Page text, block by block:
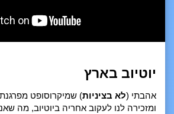
יוטיוב בארץ
אהבתי (לא בציניות) שמיקרוסופט
ומזכירה לנו לעקוב אחריה ביוטיוב, מה